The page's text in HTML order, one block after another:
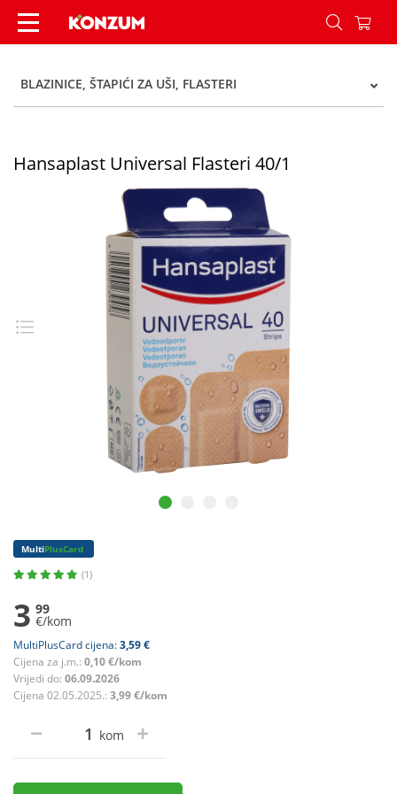
Hansaplast Universal Flasteri 40/1 - Konzum
BLAZINICE, ŠTAPIĆI ZA UŠI, FLASTERI
Hansaplast Universal Flasteri 40/1
MultiPlusCard
(1)
3 99
€/kom
MultiPlusCard cijena:3,59 €
Cijena za j.m.: 0,10 €/kom
Vrijedi do: 06.09.2026
Cijena 02.05.2025.: 3,99 €/kom
kom